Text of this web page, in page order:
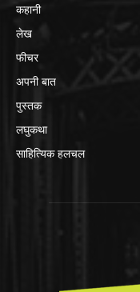
कहानी
लेख
फीचर
अपनी बात
पुस्तक
लघुकथा
साहित्यिक हलचल